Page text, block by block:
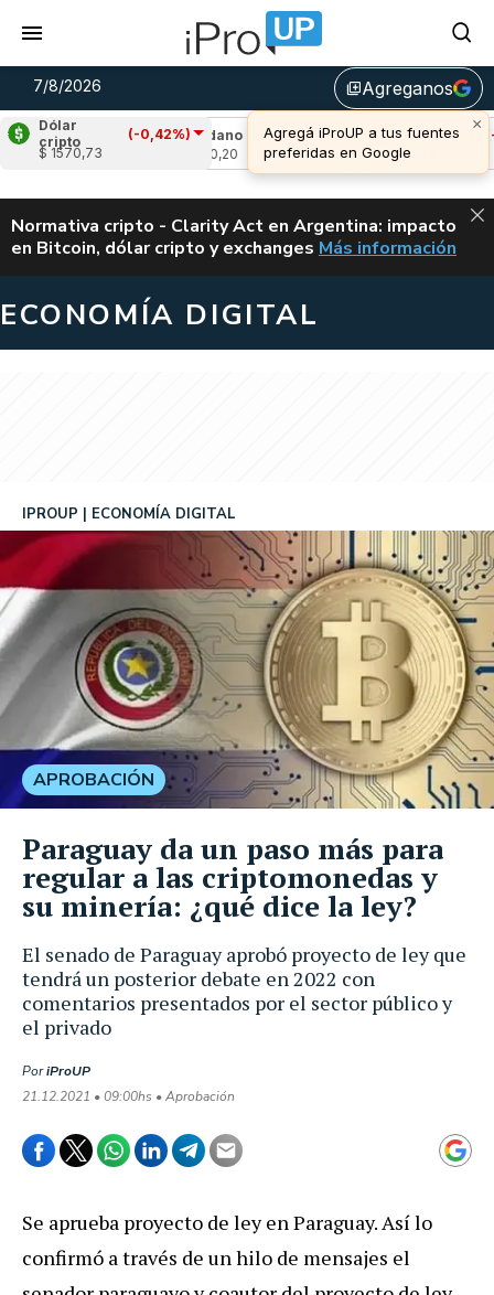
7/8/2026 library_addAgreganos
×
Agregá iProUP a tus fuentes
preferidas en Google
Dólar
cripto
(-0,42%)
$ 1570,73
Cardano
(-2,66%)
Avalanche (-
u$s 6,40
ALERTA
Normativa cripto - Clarity Act en Argentina: impacto
en Bitcoin, dólar cripto y exchanges CLARITY ACT EN
Más información
ECONOMÍA DIGITAL
El senado de Paraguay aprobó proyecto de ley que
tendrá un posterior debate en 2022 con
comentarios presentados por el sector público y
el privado
IPROUP ECONOMÍA DIGITAL
PoriProUP
21.12.2021 • 09:00hs • Aprobación
APROBACIÓN
Paraguay da un paso más para
regular a las criptomonedas y
su minería: ¿qué dice la ley?
Se aprueba proyecto de ley en Paraguay. Así lo
confirmó a través de un hilo de mensajes el